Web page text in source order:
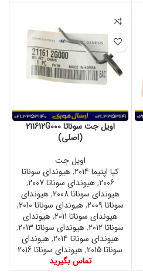
اویل جت سوناتا 211612G000
(اصلی)
اویل جت
کیا اپتیما 2014
,هیوندای سوناتا
2006
,هیوندای سوناتا 2007
,
هیوندای سوناتا 2008
,هیوندای
سوناتا 2009
,هیوندای سوناتا 2010
,
هیوندای سوناتا 2011
,هیوندای
سوناتا 2012
,هیوندای سوناتا 2013
,
هیوندای سوناتا 2014
,هیوندای
سوناتا 2015
,هیوندای سوناتا 2016
تماس بگیرید